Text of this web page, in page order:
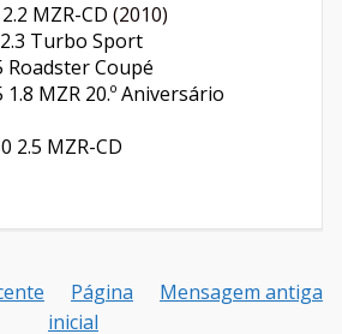
MZR-CD (2010)
Turbo Sport
Roadster Coupé
MZR 20.º Aniversário
2.5 MZR-CD
Mensagem antiga
Página
inicial